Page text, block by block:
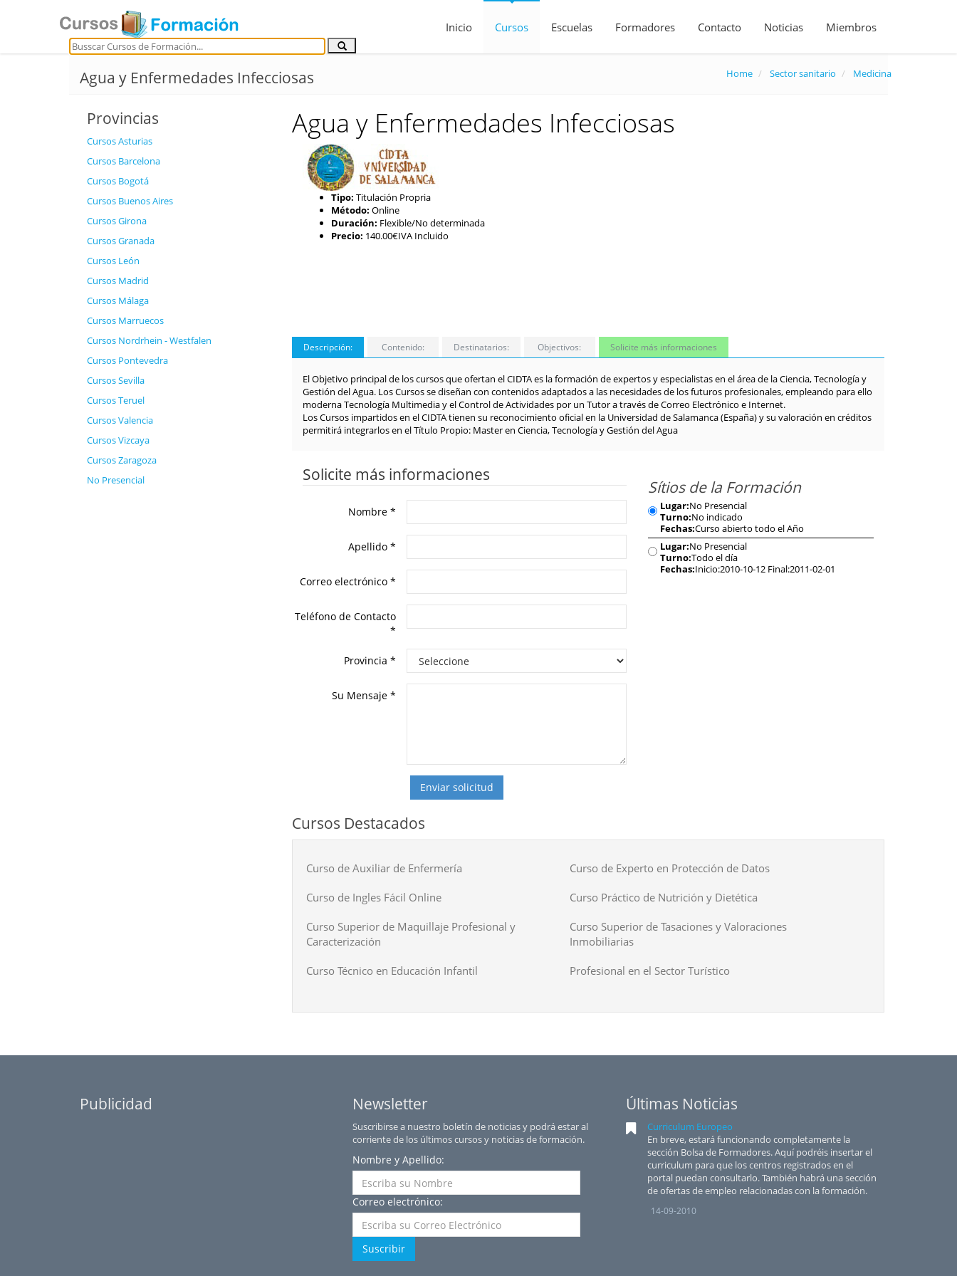
Inicio Cursos Escuelas Formadores Contacto Noticias Miembros
Agua y Enfermedades Infecciosas Home Sector sanitario Medicina
Provincias
Cursos Asturias
Cursos Barcelona
Cursos Bogotá
Cursos Buenos Aires
Cursos Girona
Cursos Granada
Cursos León
Cursos Madrid
Cursos Málaga
Cursos Marruecos
Cursos Nordrhein - Westfalen
Cursos Pontevedra
Cursos Sevilla
Cursos Teruel
Cursos Valencia
Cursos Vizcaya
Cursos Zaragoza
No Presencial
Agua y Enfermedades Infecciosas
Tipo: Titulación Propria
Método: Online
Duración: Flexible/No determinada
Precio: 140.00€IVA Incluido
Descripción: Contenido: Destinatarios: Objectivos: Solicite más informaciones
El Objetivo principal de los cursos que ofertan el CIDTA es la formación de expertos y especialistas en el área de la Ciencia, Tecnología y
Gestión del Agua. Los Cursos se diseñan con contenidos adaptados a las necesidades de los futuros profesionales, empleando para ello
moderna Tecnología Multimedia y el Control de Actividades por un Tutor a través de Correo Electrónico e Internet.
Los Cursos impartidos en el CIDTA tienen su reconocimiento oficial en la Universidad de Salamanca (España) y su valoración en créditos
permitirá integrarlos en el Título Propio: Master en Ciencia, Tecnología y Gestión del Agua
Solicite más informaciones
Nombre*
Apellido*
Correo electrónico*
Teléfono de Contacto
*
Provincia*
Su Mensaje*
Enviar solicitud
Sítios de la Formación
Lugar:No Presencial
Turno:No indicado
Fechas:Curso abierto todo el Año
Lugar:No Presencial
Turno:Todo el día
Fechas:Inicio:2010-10-12 Final:2011-02-01
Cursos Destacados
Curso de Auxiliar de Enfermería Curso de Experto en Protección de Datos
Curso de Ingles Fácil Online Curso Práctico de Nutrición y Dietética
Curso Superior de Maquillaje Profesional y
Caracterización
Curso Superior de Tasaciones y Valoraciones
Inmobiliarias
Curso Técnico en Educación Infantil Profesional en el Sector Turístico
Publicidad Newsletter
Suscribirse a nuestro boletín de noticias y podrá estar al
corriente de los últimos cursos y noticias de formación.
Nombre y Apellido:
Correo electrónico:
Suscribir
Últimas Noticias
Curriculum Europeo
En breve, estará funcionando completamente la
sección Bolsa de Formadores. Aquí podréis insertar el
curriculum para que los centros registrados en el
portal puedan consultarlo. También habrá una sección
de ofertas de empleo relacionadas con la formación.
14-09-2010